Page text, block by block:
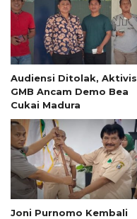
Audiensi Ditolak, Aktivis
GMB Ancam Demo Bea
Cukai Madura
Joni Purnomo Kembali